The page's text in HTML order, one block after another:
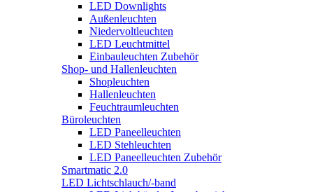
LED Downlights
Außenleuchten
Niedervoltleuchten
LED Leuchtmittel
Einbauleuchten Zubehör
Shop- und Hallenleuchten
Shopleuchten
Hallenleuchten
Feuchtraumleuchten
Büroleuchten
LED Paneelleuchten
LED Stehleuchten
LED Paneelleuchten Zubehör
Smartmatic 2.0
LED Lichtschlauch/-band